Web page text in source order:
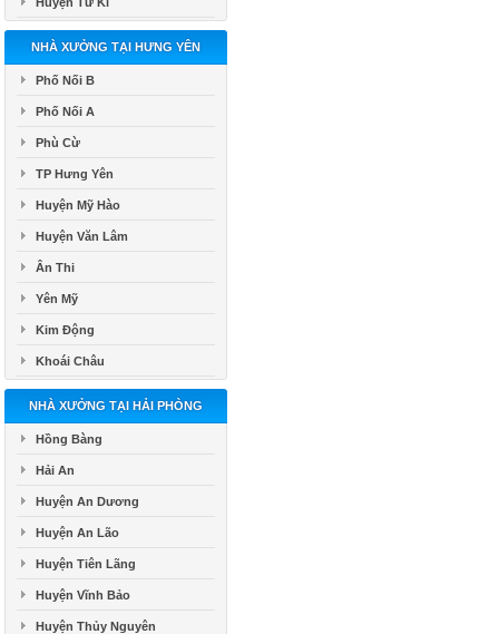
NHÀ XƯỞNG TẠI HƯNG YÊN
Phố Nối B
Phố Nối A
Phù Cừ
TP Hưng Yên
Huyện Mỹ Hào
Huyện Văn Lâm
Ân Thi
Yên Mỹ
Kim Động
Khoái Châu
NHÀ XƯỞNG TẠI HẢI PHÒNG
Hồng Bàng
Hải An
Huyện An Dương
Huyện An Lão
Huyện Tiên Lãng
Huyện Vĩnh Bảo
Huyện Thủy Nguyên